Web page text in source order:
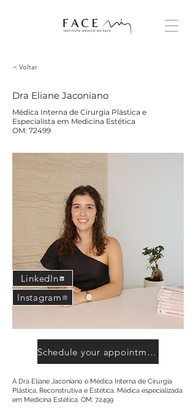
< Voltar
Dra Eliane Jaconiano
Médica Interna de Cirurgia Plástica e
Especialista em Medicina Estética
OM: 72499
LinkedIn
Instagram
Schedule your appointment
A Dra Eliane Jaconiano é Médica Interna de Cirurgia
Plástica, Reconstrutiva e Estética. Médica especializada
em Medicina Estética. OM: 72499